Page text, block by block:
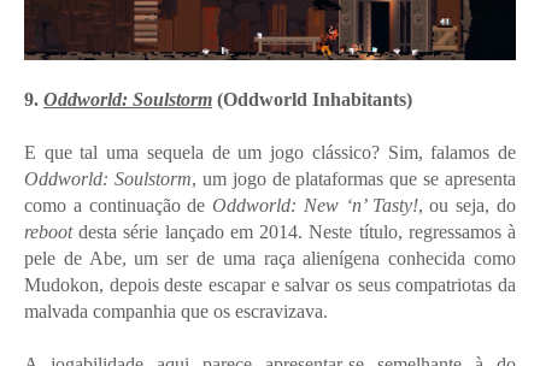
9. Oddworld: Soulstorm (Oddworld Inhabitants)
E que tal uma sequela de um jogo clássico? Sim, falamos de
Oddworld: Soulstorm, um jogo de plataformas que se apresenta
como a continuação deOddworld: New ‘n’ Tasty!, ou seja, do
rebootdesta série lançado em 2014. Neste título, regressamos à
pele de Abe, um ser de uma raça alienígena conhecida como
Mudokon, depois deste escapar e salvar os seus compatriotas da
malvada companhia que os escravizava.